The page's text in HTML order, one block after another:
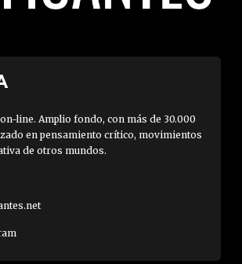
line. Amplio fondo, con más de 30.000
en pensamiento crítico, movimientos
de otros mundos.